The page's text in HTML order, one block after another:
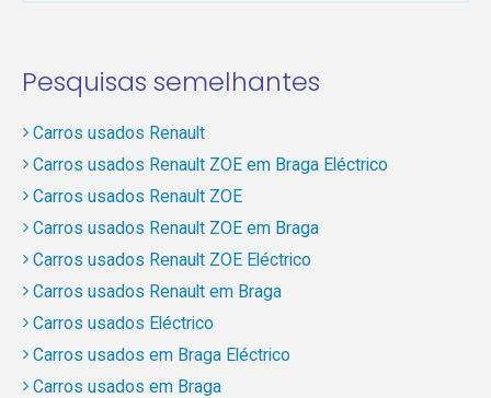
Pesquisas semelhantes
Carros usados Renault
Carros usados Renault ZOE em Braga Eléctrico
Carros usados Renault ZOE
Carros usados Renault ZOE em Braga
Carros usados Renault ZOE Eléctrico
Carros usados Renault em Braga
Carros usados Eléctrico
Carros usados em Braga Eléctrico
Carros usados em Braga